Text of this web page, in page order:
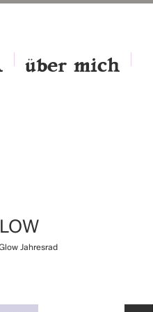
über mich
Jahresrad